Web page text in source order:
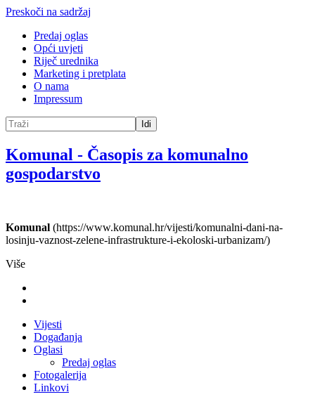
Preskoči na sadržaj
Predaj oglas
Opći uvjeti
Riječ urednika
Marketing i pretplata
O nama
Impressum
Idi
Komunal - Časopis za komunalno
gospodarstvo
Komunal (https://www.komunal.hr/vijesti/komunalni-dani-na-
losinju-vaznost-zelene-infrastrukture-i-ekoloski-urbanizam/)
Više
Vijesti
Događanja
Oglasi
Predaj oglas
Fotogalerija
Linkovi